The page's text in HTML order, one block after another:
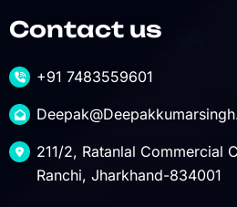
Contact us
+91 7483559601
211/2, Ratanlal Commercial
Ranchi, Jharkhand-834001